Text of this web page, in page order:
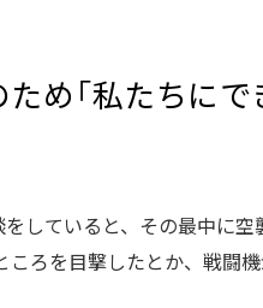
め「私たちに
をしていると、その最中に
ころを目撃したとか、戦闘